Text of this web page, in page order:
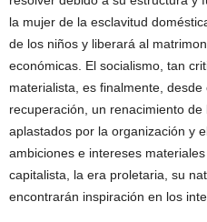
la mujer de la esclavitud
de los niños y liberará al
económicas. El socialismo, tan
materialista, es finalmente,
recuperación, un renacimiento
aplastados por la organización y
ambiciones e intereses
capitalista, la era proletaria, su
encontrarán inspiración en los